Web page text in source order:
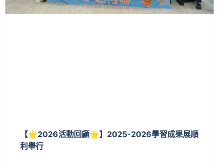
【🌟2026活動回顧🌟】2025-2026學習成果展順
利舉行